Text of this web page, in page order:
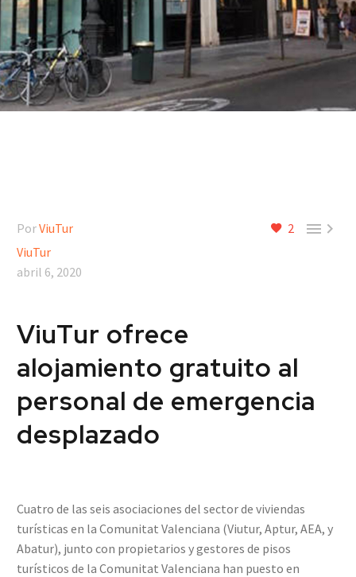
2 
PorViuTur
ViuTur
abril 6, 2020
ViuTur ofrece
alojamiento gratuito al
personal de emergencia
desplazado
Cuatro de las seis asociaciones del sector de viviendas
turísticas en la Comunitat Valenciana (Viutur, Aptur, AEA, y
Abatur), junto con propietarios y gestores de pisos
turísticos de la Comunitat Valenciana han puesto en